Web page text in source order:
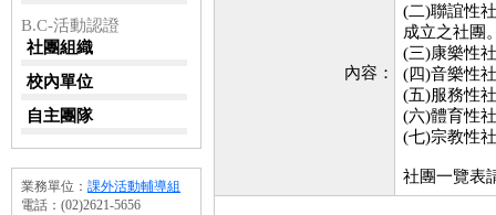
B.C-活動認證
社團組織
校內單位
自主團隊
業務單位： 課外活動輔導組
電話：(02)2621-5656
內容：
(二)聯誼性
成立之社團
(三)康樂性
(四)音樂性
(五)服務性
(六)體育性
(七)宗教性
社團一覽表